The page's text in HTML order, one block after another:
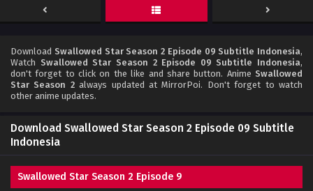
Download Swallowed Star Season 2 Episode 09 Subtitle Indonesia,
Watch Swallowed Star Season 2 Episode 09 Subtitle Indonesia,
don't forget to click on the like and share button. Anime Swallowed
Star Season 2always updated at MirrorPoi. Don't forget to watch
other anime updates.
Download Swallowed Star Season 2 Episode 09 Subtitle
Indonesia
Swallowed Star Season 2 Episode 9